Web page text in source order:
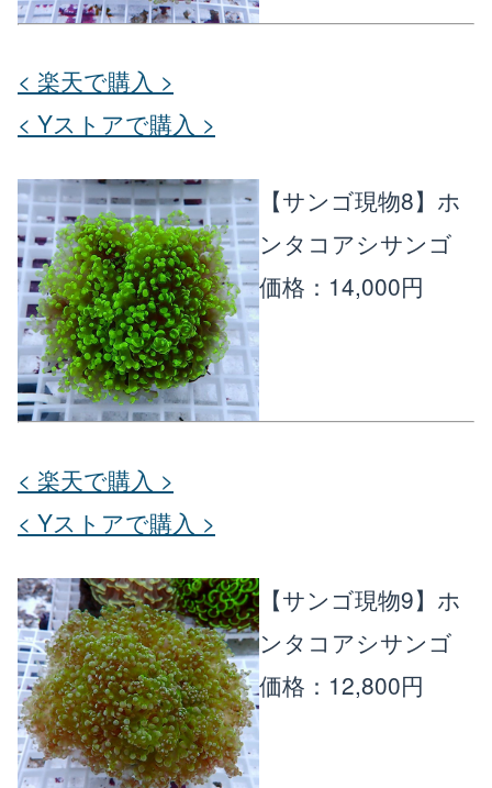
< 楽天で購入 >
< Yストアで購入 >
【サンゴ現物8】ホ
ンタコアシサンゴ
価格：14,000円
< 楽天で購入 >
< Yストアで購入 >
【サンゴ現物9】ホ
ンタコアシサンゴ
価格：12,800円